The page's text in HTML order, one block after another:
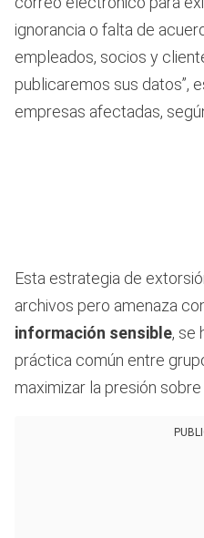
ignorancia o falta de
empleados, socios y
publicaremos sus datos”,
empresas afectadas,
Esta estrategia de
archivos pero amenaza
información sensible, se
práctica común entre
maximizar la presión